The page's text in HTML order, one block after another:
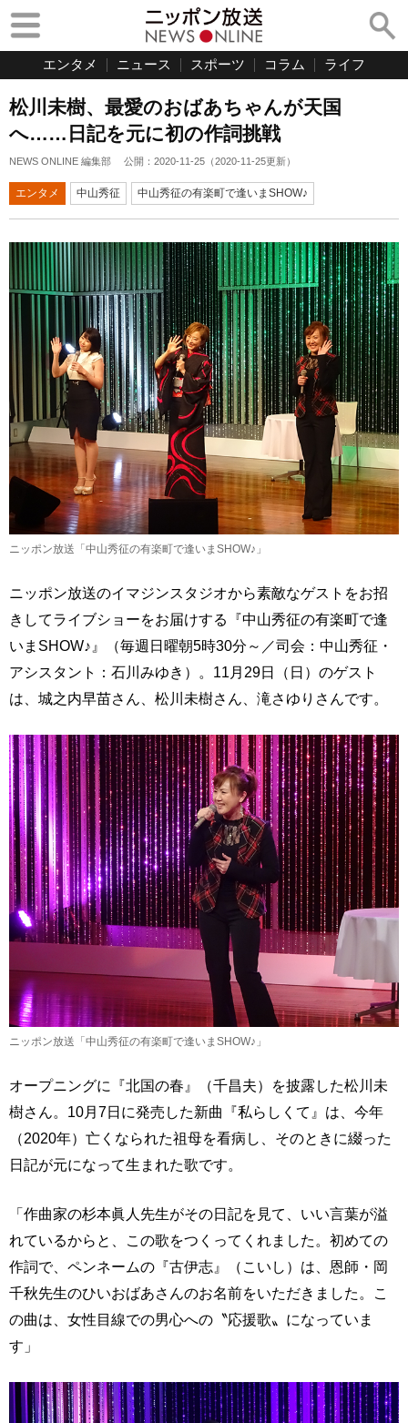
エンタメ ニュース スポーツ コラム ライフ
松川未樹、最愛のおばあちゃんが天国
へ……日記を元に初の作詞挑戦
NEWS ONLINE 編集部 公開： 2020-11-25 （2020-11-25更新）
エンタメ 中山秀征 中山秀征の有楽町で逢いまSHOW♪
ニッポン放送「中山秀征の有楽町で逢いまSHOW♪」
ニッポン放送のイマジンスタジオから素敵なゲストをお招
きしてライブショーをお届けする『中山秀征の有楽町で逢
いまSHOW♪』（毎週日曜朝5時30分～／司会：中山秀征・
アシスタント：石川みゆき）。11月29日（日）のゲスト
は、城之内早苗さん、松川未樹さん、滝さゆりさんです。
ニッポン放送「中山秀征の有楽町で逢いまSHOW♪」
オープニングに『北国の春』（千昌夫）を披露した松川未
樹さん。10月7日に発売した新曲『私らしくて』は、今年
（2020年）亡くなられた祖母を看病し、そのときに綴った
日記が元になって生まれた歌です。
「作曲家の杉本眞人先生がその日記を見て、いい言葉が溢
れているからと、この歌をつくってくれました。初めての
作詞で、ペンネームの『古伊志』（こいし）は、恩師・岡
千秋先生のひいおばあさんのお名前をいただきました。こ
の曲は、女性目線での男心への〝応援歌〟になっていま
す」